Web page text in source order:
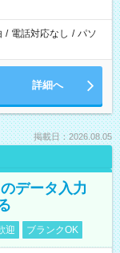
/ 電話対応なし / パソ
詳細へ
掲載日：2026.08.05
データ入力
迎 ブランクOK